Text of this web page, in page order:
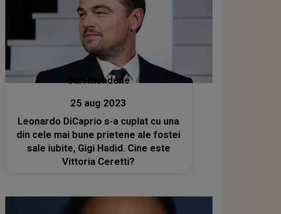
Stiri mondene
25 aug 2023
Leonardo DiCaprio s-a cuplat cu una
din cele mai bune prietene ale fostei
sale iubite, Gigi Hadid. Cine este
Vittoria Ceretti?